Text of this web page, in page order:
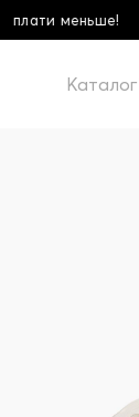
Каталог